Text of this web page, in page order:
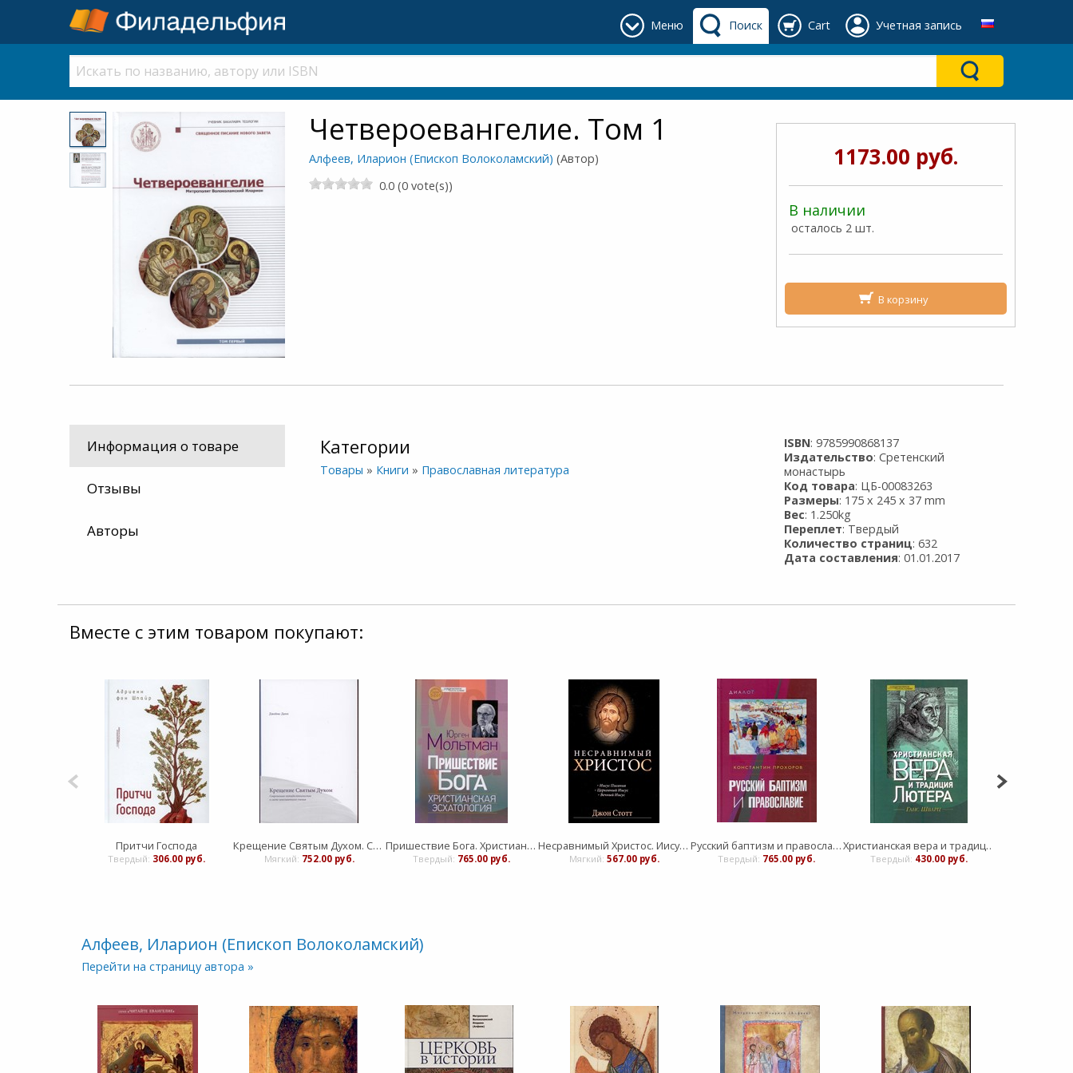
Меню Поиск Cart Учетная запись
Четвероевангелие. Том 1
Алфеев, Иларион (Епископ Волоколамский) (Автор)
0.0 (0 vote(s))
1173.00 руб.
В наличии
осталось 2 шт.
В корзину
Информация о товаре
Отзывы
Авторы
Категории
Товары » Книги » Православная литература
ISBN: 9785990868137
Издательство: Сретенский
монастырь
Код товара: ЦБ-00083263
Размеры: 175 x 245 x 37 mm
Вес: 1.250kg
Переплет: Твердый
Количество страниц: 632
Дата составления: 01.01.2017
Вместе с этим товаром покупают:
Притчи Господа
Твердый: 306.00 руб.
Крещение Святым Духом. Современное пятидесятничество в свете новозаветнего учения
Мягкий: 752.00 руб.
Пришествие Бога. Христианская эсхатология
Твердый: 765.00 руб.
Несравнимый Христос. Иисус Писания, Церковный Иисус, Вечный Иисус
Мягкий: 567.00 руб.
Русский баптизм и православие
Твердый: 765.00 руб.
Христианская вера и традиция Лютера
Твердый: 430.00 руб.
Алфеев, Иларион (Епископ Волоколамский)
Перейти на страницу автора »